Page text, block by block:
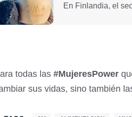
En Finlandia, el
todas las #MujeresPower
sus vidas, sino también